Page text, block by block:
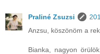
Praliné Zsuzsi
Anzsu, köszönöm a
Bianka, nagyon